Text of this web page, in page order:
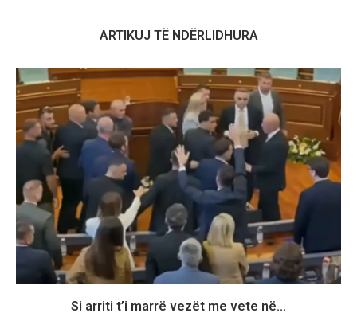
ARTIKUJ TË NDËRLIDHURA
Si arriti t’i marrë vezët me vete në...